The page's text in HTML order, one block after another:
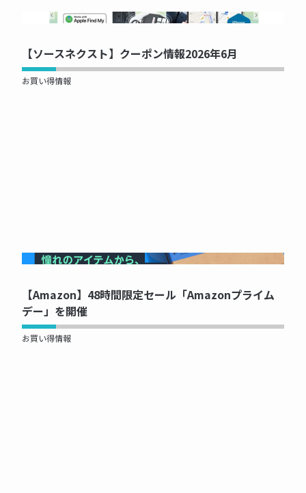
NOW PRINTING...
【ソースネクスト】クーポン情報2026年6月
お買い得情報
NOW PRINTING...
【Amazon】48時間限定セール「Amazonプライム
デー」を開催
お買い得情報